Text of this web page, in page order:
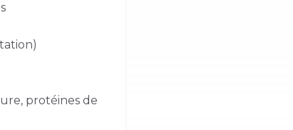
protéines de